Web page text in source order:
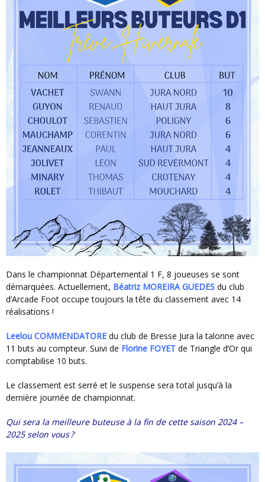
Dans le championnat Départemental 1 F, 8 joueuses se sont
démarquées. Actuellement, Béatriz MOREIRA GUEDES du club
d’Arcade Foot occupe toujours la tête du classement avec 14
réalisations !
Leelou COMMENDATORE du club de Bresse Jura la talonne avec
11 buts au compteur. Suivi de Florine FOYET de Triangle d’Or qui
comptabilise 10 buts.
Le classement est serré et le suspense sera total jusqu’à la
dernière journée de championnat.
Qui sera la meilleure buteuse à la fin de cette saison 2024 –
2025 selon vous ?